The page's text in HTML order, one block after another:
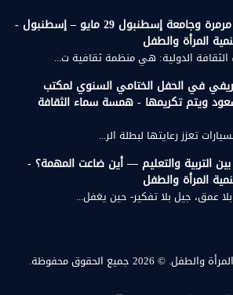
زيارة علمية إلى جامعة مرمرة وجامعة إسطنبول 29 مايو – إسطنبول -
المرأة والطفل
الدولية: هي منظمة ثقافية ت...
في الحفل الختامي السنوي لمكتب
ويتم تكريمها - همسة سماء الثقافة
تعزز رعايتها لبطلة الر...
التربية والتعليم — أين ضاعت المهمة؟ -
المرأة والطفل
عمق، جيل بلا تفكير- حين يغفل...
والطفل. © 2026 جميع الحقوق محفوظة.